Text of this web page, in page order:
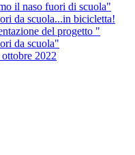
il naso fuori di scuola"
da scuola...in bicicletta!
del progetto "
da scuola"
2022